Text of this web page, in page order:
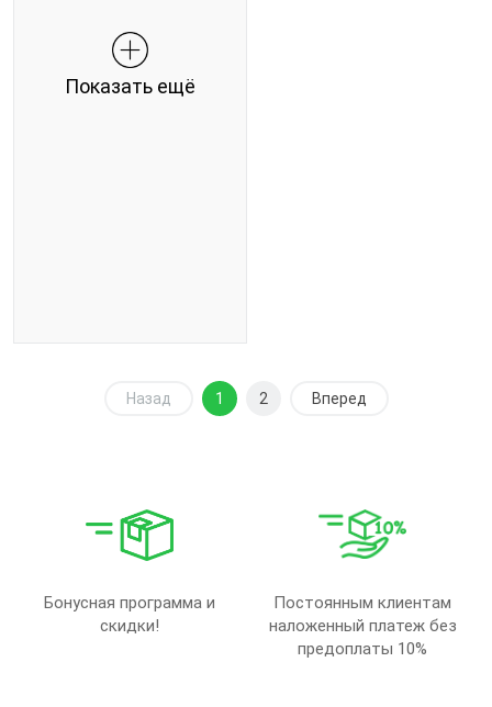
Показать ещё
Назад 1 2 Вперед
Бонусная программа и
скидки!
Постоянным клиентам
наложенный платеж без
предоплаты 10%